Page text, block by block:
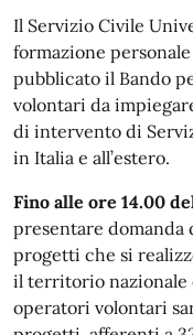
Il Servizio Civile
formazione
pubblicato il Bando
volontari da
di intervento di
in Italia e all’estero.
Fino alle ore 14.00
presentare
progetti che si
il territorio nazionale
operatori volontari